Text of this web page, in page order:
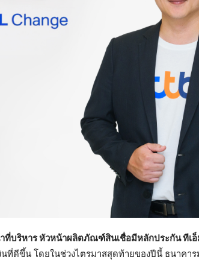
าที่บริหาร หัวหน้าผลิตภัณฑ์สินเชื่อมีหลักประกัน ทีเ
ที่ดีขึ้น โดยในช่วงไตรมาสสุดท้ายของปีนี้ ธนาคาร